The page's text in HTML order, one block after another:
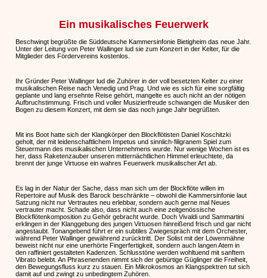
Ein musikalisches Feuerwerk
Beschwingt begrüßte die Süddeutsche Kammersinfonie Bietigheim das neue Jahr.
Unter der Leitung von Peter Wallinger lud sie zum Konzert in der Kelter, für die
Mitglieder des Fördervereins kostenlos.
Ihr Gründer Peter Wallinger lud die Zuhörer in der voll besetzten Kelter zu einer
musikalischen Reise nach Venedig und Prag. Und wie es sich für eine sorgfältig
geplante und lang ersehnte Reise gehört, mangelte es auch nicht an der nötigen
Aufbruchstimmung. Frisch und voller Musizierfreude schwangen die Musiker den
Bogen zu diesem Konzert, mit dem sie das noch junge Jahr begrüßten.
Mit ins Boot hatte sich der Klangkörper den Blockflötisten Daniel Koschitzki
geholt, der mit leidenschaftlichem Impetus und sinnlich-filigranem Spiel zum
Steuermann des musikalischen Unternehmens wurde. Nur wenige Wochen ist es
her, dass Raketenzauber unseren mitternächtlichen Himmel erleuchtete, da
brennt der junge Virtuose ein wahres Feuerwerk musikalischer Art ab.
Es lag in der Natur der Sache, dass man sich um der Blockflöte willen im
Repertoire auf Musik des Barock beschränkte – obwohl die Kammersinfonie laut
Satzung nicht nur Vertrautes neu erlebbar, sondern auch gerne mal Neues
vertrauter macht. Schade also, dass nicht auch eine zeitgenössische
Blockflötenkomposition zu Gehör gebracht wurde. Doch Vivaldi und Sammartini
erklingen in der Klanggebung des jungen Virtuosen hinreißend frisch und gar nicht
angestaubt. Tonangebend führt er ein subtiles Zwiegespräch mit dem Orchester,
während Peter Wallinger gewährend zurücktritt. Der Solist mit der Löwenmähne
beweist nicht nur eine unerhörte Fingerfertigkeit, sondern auch langen Atem in
den raffiniert gestalteten Kadenzen. Schlusstöne werden wohltuend mit sanftem
Vibrato belebt. An Phrasenenden nimmt sich der gebürtige Güglinger die Freiheit,
den Bewegungsfluss kurz zu stauen. Ein Mikrokosmos an Klangspektren tut sich
damit auf und zwingt zu unbedingtem Zuhören.